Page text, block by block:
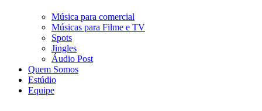
Música para comercial
Músicas para Filme e TV
Spots
Jingles
Áudio Post
Quem Somos
Estúdio
Equipe